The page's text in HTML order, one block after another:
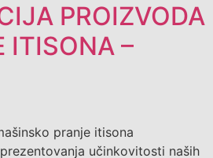
PROIZVODA
ITISONA –
pranje itisona
učinkovitosti naših